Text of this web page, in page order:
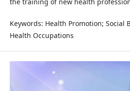
Keywords: Health Promotion; Social
Health Occupations